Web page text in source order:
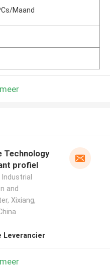
Maand
Technology
profiel
and
Xixiang,
Leverancier